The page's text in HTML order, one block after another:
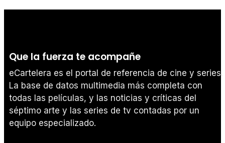
Que la fuerza te acompañe
eCartelera es el portal de referencia de cine y series.
La base de datos multimedia más completa con
todas las películas, y las noticias y críticas del
séptimo arte y las series de tv contadas por un
equipo especializado.